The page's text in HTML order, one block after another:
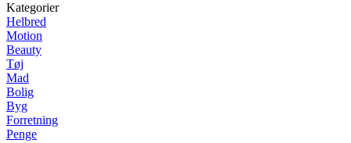
Kategorier
Helbred
Motion
Beauty
Tøj
Mad
Bolig
Byg
Forretning
Penge